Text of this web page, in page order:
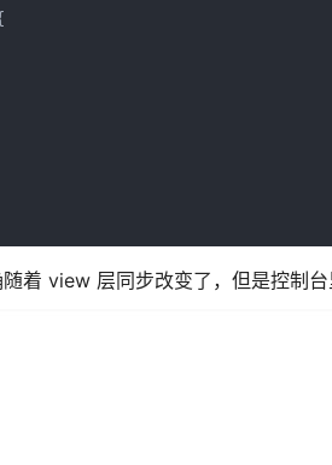
着 view 层同步改变了，但是控制台